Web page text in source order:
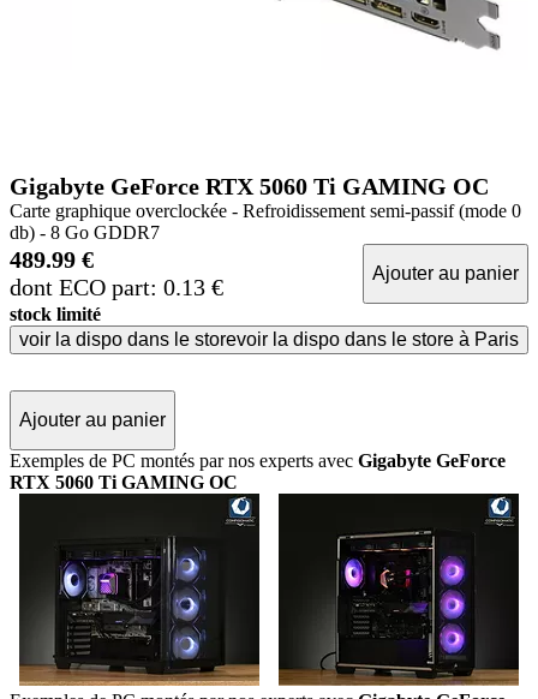
Gigabyte GeForce RTX 5060 Ti GAMING OC
Carte graphique overclockée - Refroidissement semi-passif (mode 0
db) - 8 Go GDDR7
489.99 €
dont ECO part: 0.13 €
Ajouter au panier
stock limité
voir la dispo dans le storevoir la dispo dans le store à Paris
Ajouter au panier
Exemples de PC montés par nos experts avec Gigabyte GeForce
RTX 5060 Ti GAMING OC